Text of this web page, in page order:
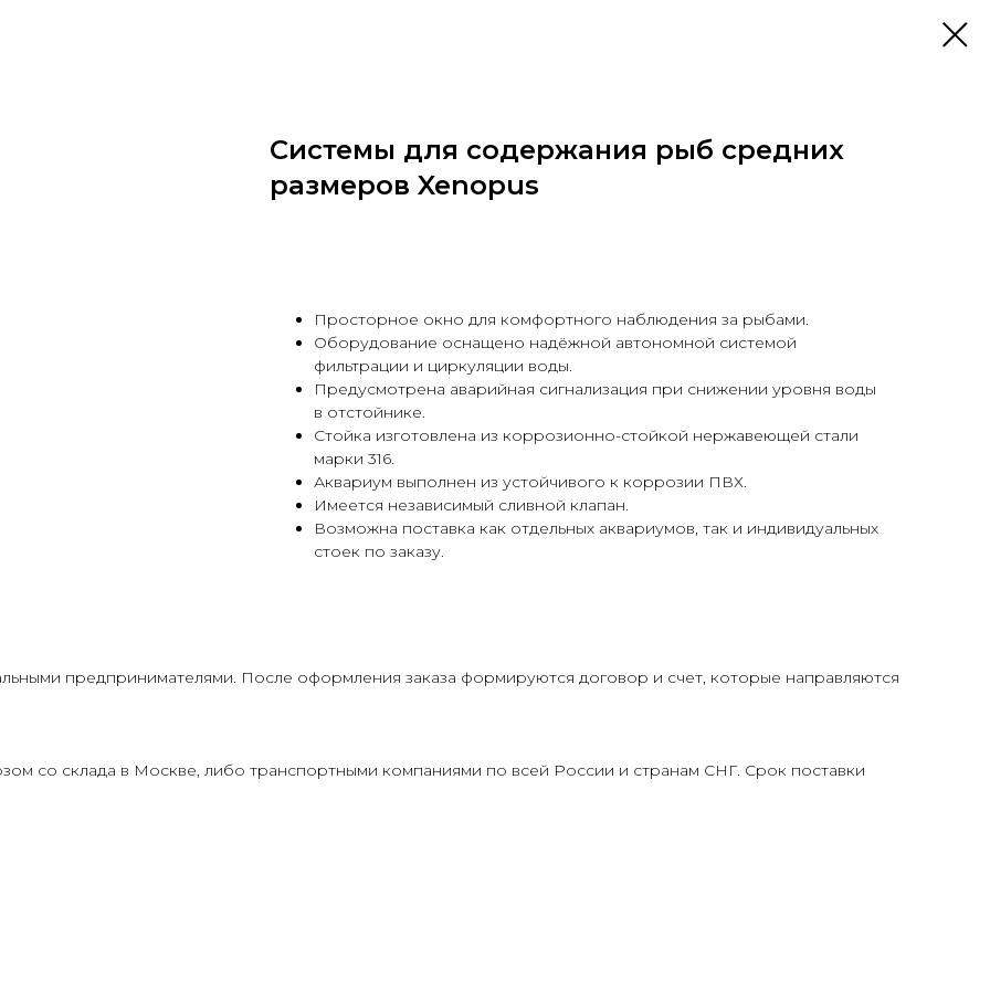
Системы для содержания рыб средних
размеров Xenopus
Просторное окно для комфортного наблюдения за рыбами.
Оборудование оснащено надёжной автономной системой
фильтрации и циркуляции воды.
Предусмотрена аварийная сигнализация при снижении уровня воды
в отстойнике.
Стойка изготовлена из коррозионно-стойкой нержавеющей стали
марки 316.
Аквариум выполнен из устойчивого к коррозии ПВХ.
Имеется независимый сливной клапан.
Возможна поставка как отдельных аквариумов, так и индивидуальных
стоек по заказу.
предпринимателями. После оформления заказа формируются договор и счет, которые направляются
со склада в Москве, либо транспортными компаниями по всей России и странам СНГ. Срок поставки